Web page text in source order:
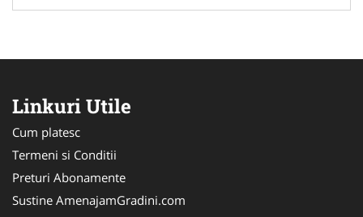
Linkuri Utile
Cum platesc
Termeni si Conditii
Preturi Abonamente
Sustine AmenajamGradini.com